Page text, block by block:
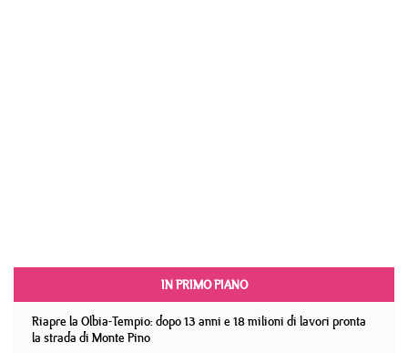
IN PRIMO PIANO
Riapre la Olbia-Tempio: dopo 13 anni e 18 milioni di lavori pronta
la strada di Monte Pino